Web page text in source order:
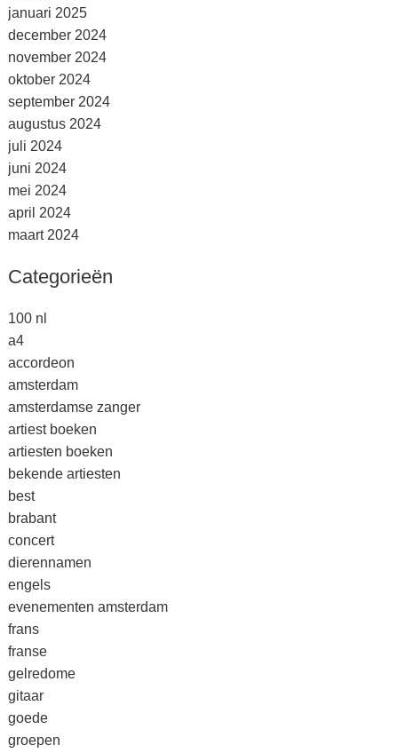
januari 2025
december 2024
november 2024
oktober 2024
september 2024
augustus 2024
juli 2024
juni 2024
mei 2024
april 2024
maart 2024
Categorieën
100 nl
a4
accordeon
amsterdam
amsterdamse zanger
artiest boeken
artiesten boeken
bekende artiesten
best
brabant
concert
dierennamen
engels
evenementen amsterdam
frans
franse
gelredome
gitaar
goede
groepen